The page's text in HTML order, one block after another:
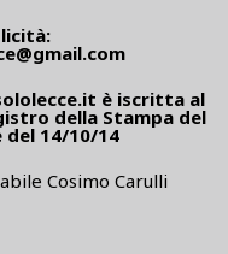
è iscritta al
della Stampa del
del 14/10/14
Cosimo Carulli